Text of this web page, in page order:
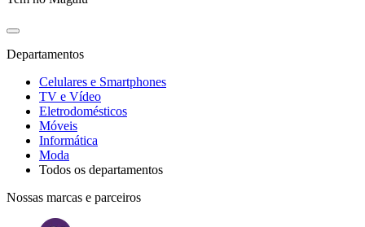
Departamentos
Celulares e Smartphones
TV e Vídeo
Eletrodomésticos
Móveis
Informática
Moda
Todos os departamentos
Nossas marcas e parceiros